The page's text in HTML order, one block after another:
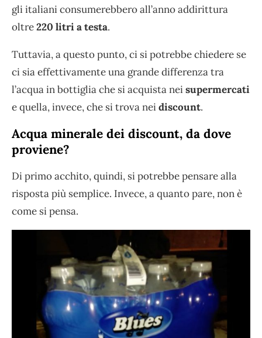
gli italiani consumerebbero all’anno addirittura
oltre220 litri a testa.
Tuttavia, a questo punto, ci si potrebbe chiedere se
ci sia effettivamente una grande differenza tra
l’acqua in bottiglia che si acquista neisupermercati
e quella, invece, che si trova neidiscount.
Acqua minerale dei discount, da dove
proviene?
Di primo acchito, quindi, si potrebbe pensare alla
risposta più semplice. Invece, a quanto pare, non è
come si pensa.